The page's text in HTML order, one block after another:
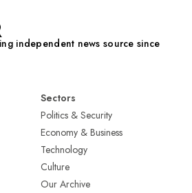
independent news source since
Sectors
Politics & Security
Economy & Business
Technology
Culture
Our Archive